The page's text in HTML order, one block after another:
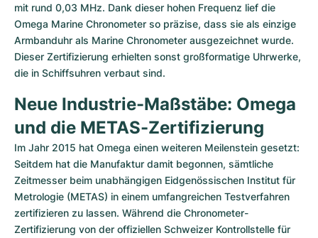
mit rund 0,03 MHz. Dank dieser hohen Frequenz lief die
Omega Marine Chronometer so präzise, dass sie als einzige
Armbanduhr als Marine Chronometer ausgezeichnet wurde.
Dieser Zertifizierung erhielten sonst großformatige Uhrwerke,
die in Schiffsuhren verbaut sind.
Neue Industrie-Maßstäbe: Omega
und die METAS-Zertifizierung
Im Jahr 2015 hat Omega einen weiteren Meilenstein gesetzt:
Seitdem hat die Manufaktur damit begonnen, sämtliche
Zeitmesser beim unabhängigen Eidgenössischen Institut für
Metrologie (METAS) in einem umfangreichen Testverfahren
zertifizieren zu lassen. Während die Chronometer-
Zertifizierung von der offiziellen Schweizer Kontrollstelle für